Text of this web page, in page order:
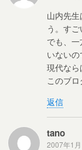
山内先
う。す
でも、
いないの
現代なら
このブ
返信
tano
2007年1